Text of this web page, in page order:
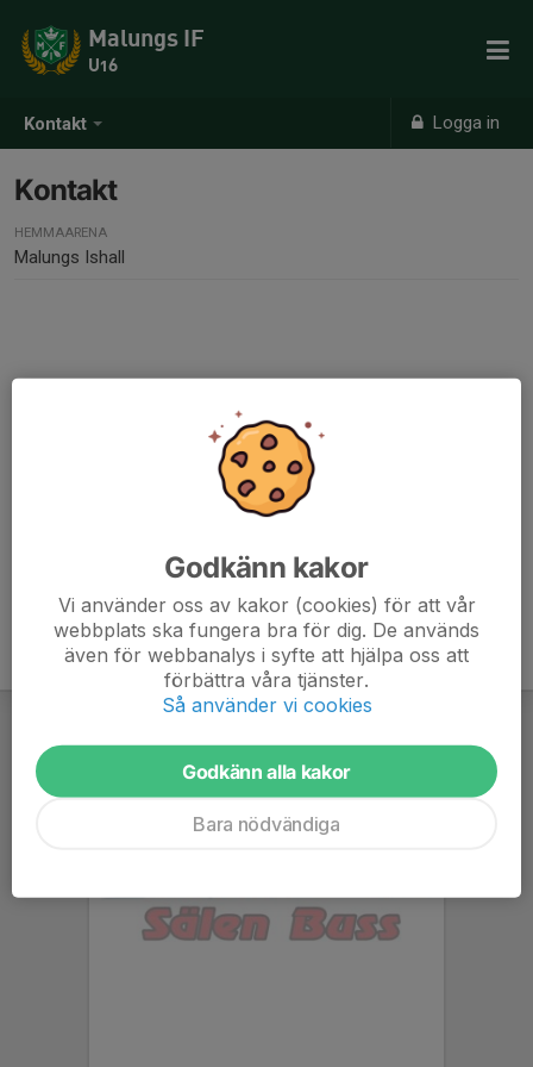
Kontakt Logga in
Malungs IF
U16
Kontakt
HEMMAARENA
Malungs Ishall
Godkänn kakor
Vi använder oss av kakor (cookies) för att vår
webbplats ska fungera bra för dig. De används
även för webbanalys i syfte att hjälpa oss att
förbättra våra tjänster.
Så använder vi cookies
Godkänn alla kakor
Bara nödvändiga